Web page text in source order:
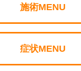
施術MENU
症状MENU